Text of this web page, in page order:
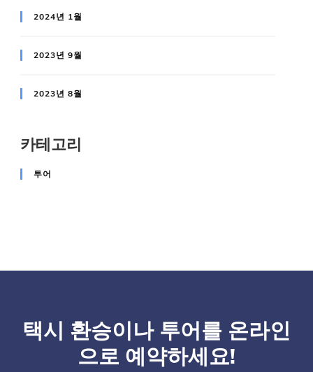
2024년 1월
2023년 9월
2023년 8월
카테고리
투어
택시 환승이나 투어를 온라인
으로 예약하세요!